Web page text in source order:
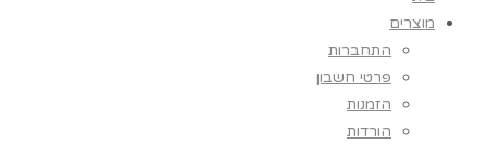
מוצרים
התחברות
פרטי חשבון
הזמנות
הורדות